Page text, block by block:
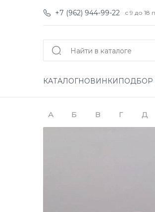
+7 (962) 944-99-22 с 9 до 18
КАТАЛОГНОВИНКИ ПОДБОР
А Б В Г Д